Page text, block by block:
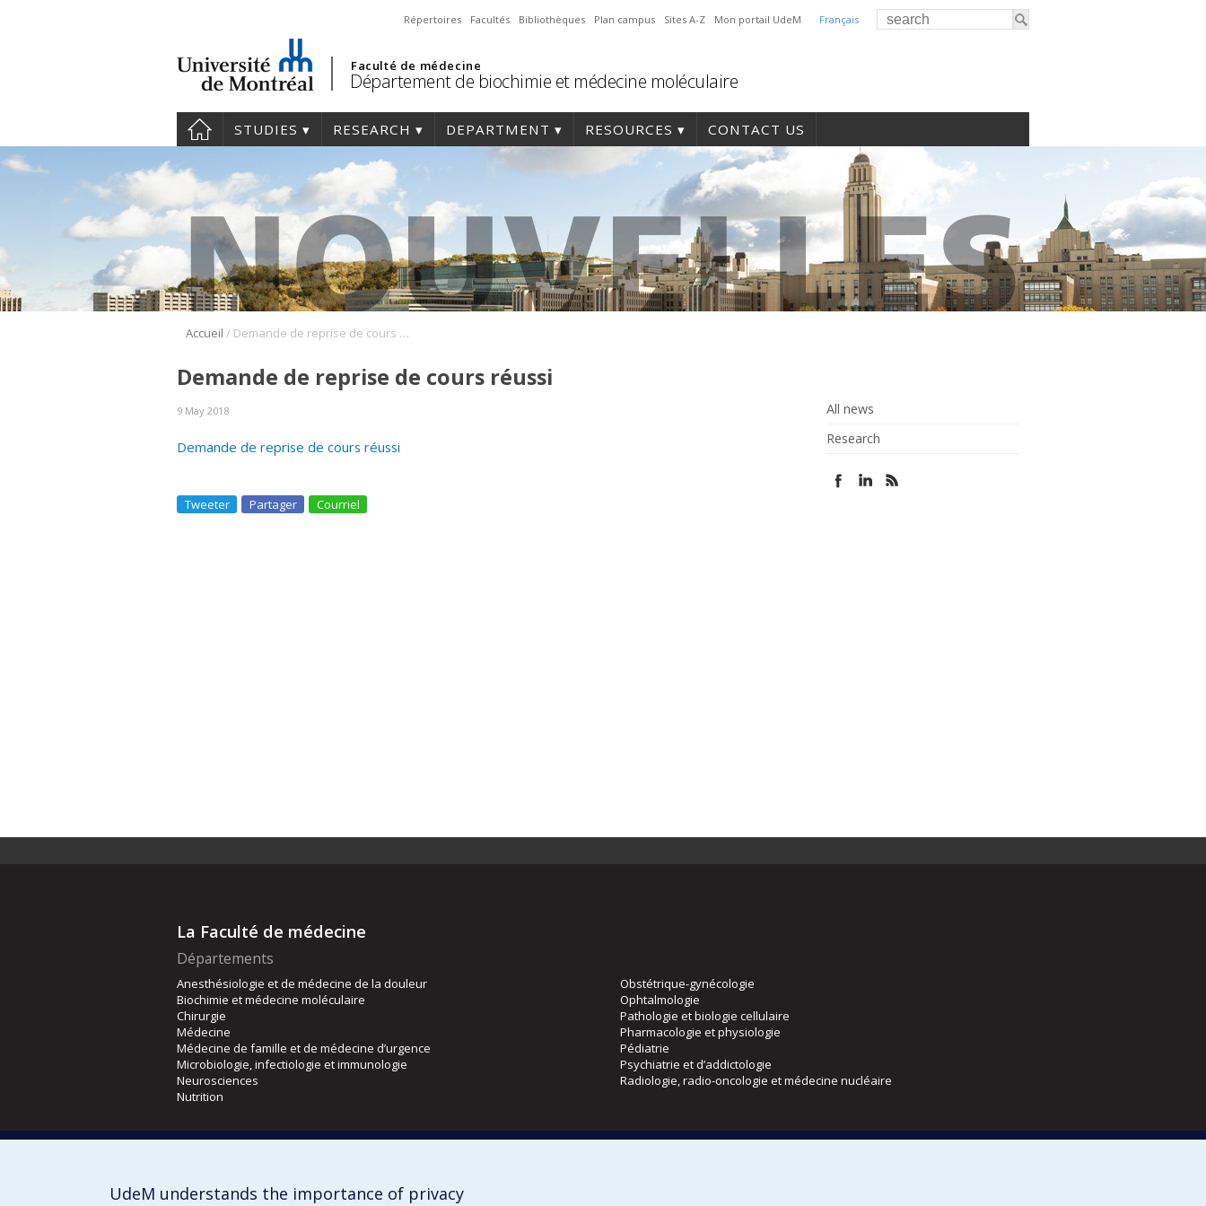
Français
Répertoires Facultés Bibliothèques Plan campus Sites A-Z Mon portail UdeM
Faculté de médecine
Département de biochimie et médecine moléculaire
STUDIES RESEARCH DEPARTMENT RESOURCES CONTACT US
Accueil / Demande de reprise de cours réussi
All news
Research
Demande de reprise de cours réussi
9 May 2018
Demande de reprise de cours réussi
Tweeter Partager Courriel
La Faculté de médecine
Départements
Anesthésiologie et de médecine de la douleur
Biochimie et médecine moléculaire
Chirurgie
Médecine
Médecine de famille et de médecine d’urgence
Microbiologie, infectiologie et immunologie
Neurosciences
Nutrition
Obstétrique-gynécologie
Ophtalmologie
Pathologie et biologie cellulaire
Pharmacologie et physiologie
Pédiatrie
Psychiatrie et d’addictologie
Radiologie, radio-oncologie et médecine nucléaire
Écoles
Réadaptation
Directions
UdeM understands the importance of privacy